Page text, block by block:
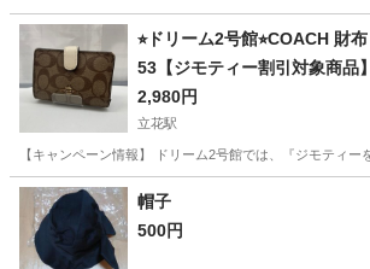
兵庫 尼崎市 立花駅 アクセサリー ドリー
⭐︎ドリーム2号館⭐︎COACH 財
53【ジモティー割引対象商品】
2,980円
立花駅
【キャンペーン情報】 ドリーム2号館では、『ジモティ
兵庫 尼崎市 立花駅
帽子
500円